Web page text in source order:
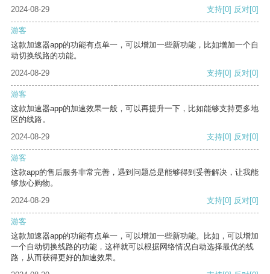
2024-08-29 支持[0] 反对[0]
游客
这款加速器app的功能有点单一，可以增加一些新功能，比如增加一个自
动切换线路的功能。
2024-08-29
支持[0] 反对[0]
游客
这款加速器app的加速效果一般，可以再提升一下，比如能够支持更多地
区的线路。
2024-08-29
支持[0] 反对[0]
游客
这款app的售后服务非常完善，遇到问题总是能够得到妥善解决，让我能
够放心购物。
2024-08-29
支持[0] 反对[0]
游客
这款加速器app的功能有点单一，可以增加一些新功能。比如，可以增加
一个自动切换线路的功能，这样就可以根据网络情况自动选择最优的线
路，从而获得更好的加速效果。